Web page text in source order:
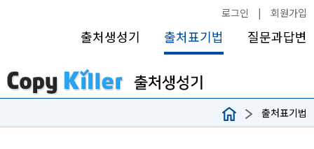
로그인 | 회원가입
출처생성기 출처표기법 질문과답변
출처표기법